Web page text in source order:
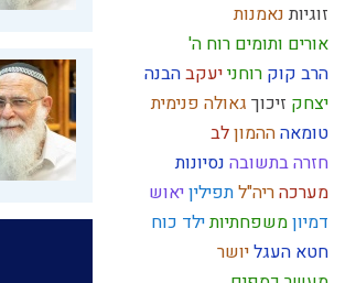
זוגיותנאמנות
אורים ותומים רוח ה'
הרב קוק רוחנייעקבהבנה
יצחק זיכוך גאולה פנימית
טומאהההמוןלב
חזרה בתשובה נסיונות
מערכהריה"לתפיליןיאוש
דמיוןמשפחתיותילד כוח
חטא העגליושר